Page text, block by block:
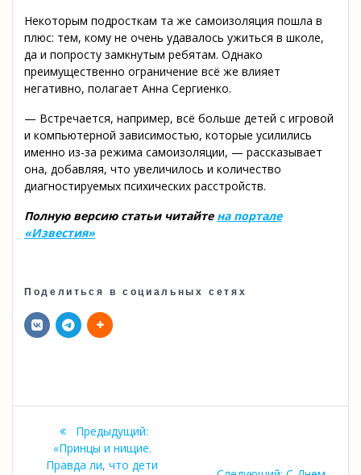
Некоторым подросткам та же самоизоляция пошла в
плюс: тем, кому не очень удавалось ужиться в школе,
да и попросту замкнутым ребятам. Однако
преимущественно ограничение всё же влияет
негативно, полагает Анна Сергиенко.
— Встречается, например, всё больше детей с игровой
и компьютерной зависимостью, которые усилились
именно из-за режима самоизоляции, — рассказывает
она, добавляя, что увеличилось и количество
диагностируемых психических расстройств.
Полную версию статьи читайте на портале
«Известия»
Поделиться в социальных сетях
Навигация
Предыдущий:
Предыдущая
запись:
«Принцы и нищие.
Правда ли, что дети